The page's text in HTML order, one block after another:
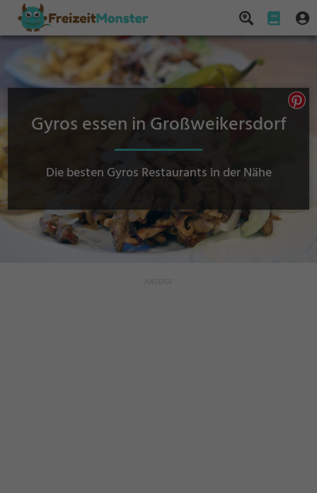
Gyros essen in Großweikersdorf
Die besten Gyros Restaurants in der Nähe